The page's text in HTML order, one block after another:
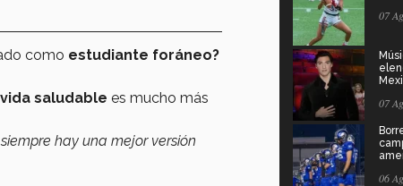
como estudiante foráneo?
vida saludable es mucho más
hay una mejor versión
07
07
06